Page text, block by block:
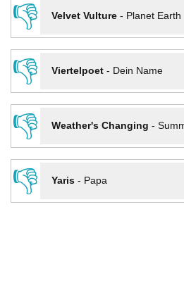
👎
Velvet Vulture- Planet Earth
👎
Viertelpoet- Dein Name
👎
Weather's Changing -
👎
Yaris- Papa